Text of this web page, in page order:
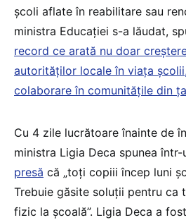
școli aflate în reabilitare sau
ministra Educației s-a lăudat,
record ce arată nu doar
autorităților locale în viața
colaborare în comunitățile din
Cu 4 zile lucrătoare înainte de
ministra Ligia Deca spunea într-
presă că „toți copiii încep luni
Trebuie găsite soluții pentru ca
fizic la școală”. Ligia Deca a